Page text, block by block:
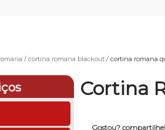
cortina romana blackout cortina romana
Cortina
Gostou? compartilhe!